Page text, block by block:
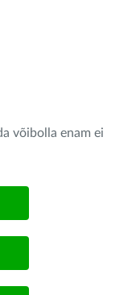
võibolla enam ei